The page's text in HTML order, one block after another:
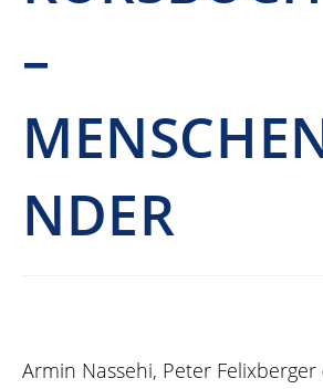
–
NDER
Armin Nassehi, Peter Felixberger